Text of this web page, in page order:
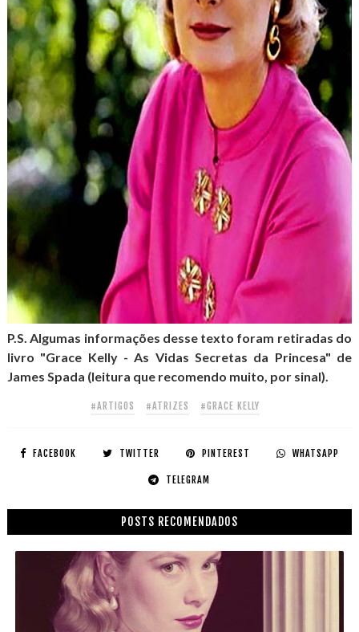
P.S. Algumas informações desse texto foram retiradas do
livro "Grace Kelly - As Vidas Secretas da Princesa" de
James Spada (leitura que recomendo muito, por sinal).
#ARTIGOS #ATRIZES #GRACE KELLY
FACEBOOK TWITTER PINTEREST WHATSAPP
TELEGRAM
POSTS RECOMENDADOS